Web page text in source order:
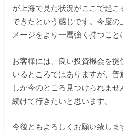
が上海で見た状況がここで起
できたという感じです。今度
メージをより一層強く持つこと
お客様には、良い投資機会を
いるところではありますが、
しか今のところ見つけられま
続けて行きたいと思います。
今後ともよろしくお願い致しま